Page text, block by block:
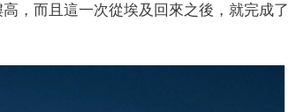
，而且這一次從埃及回來之後，就完成